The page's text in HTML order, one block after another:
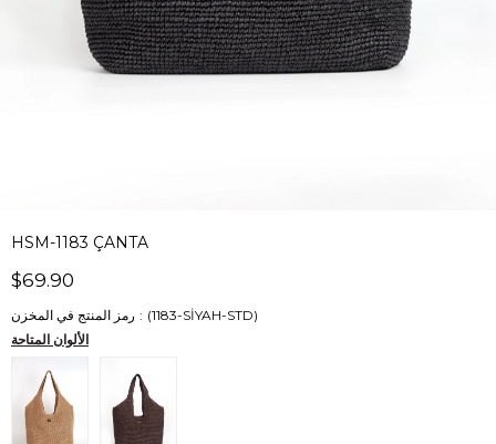
HSM-1183 ÇANTA
$69.90
رمز المنتج في المخزن
(1183-SİYAH-STD)
الألوان المتاحة